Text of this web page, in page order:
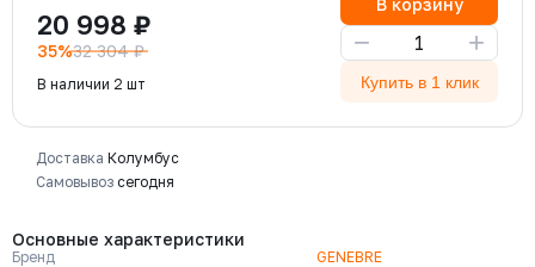
Основные характеристики
Бренд
GENEBRE
20 998 ₽
35%32 304 ₽
В наличии 2 шт
В корзину
− +
Купить в 1 клик
Доставка Колумбус
Самовывоз сегодня